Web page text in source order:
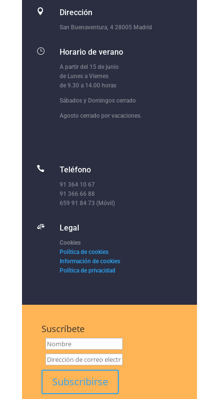
 Dirección
San Buenaventura, 4 28005 Madrid
} Horario de verano
A partir del 15 de junio
de Lunes a Viernes
de 9.30 a 14.00 horas
Sábados y Domingos cerrado
Agosto cerrado por vacaciones.
 Teléfono
91 364 10 67
91 366 66 88
659 91 84 73 (Móvil)
 Legal
Cookies
Política de cookies
Información de cookies
Política de privacidad
Suscríbete